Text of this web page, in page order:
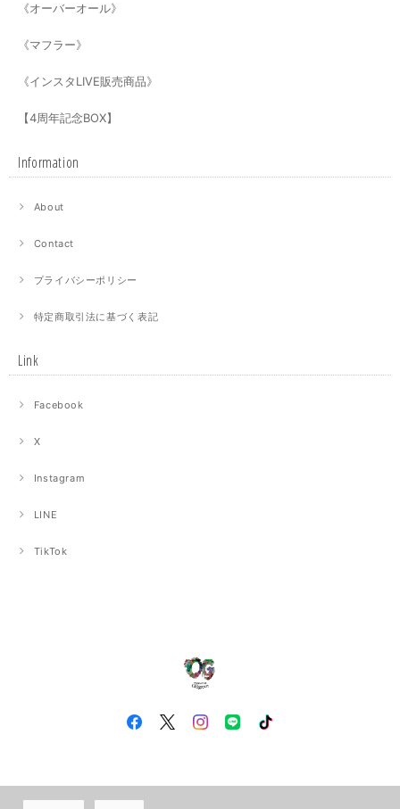
《オーバーオール》
《マフラー》
《インスタLIVE販売商品》
【4周年記念BOX】
Information
About
Contact
プライバシーポリシー
特定商取引法に基づく表記
Link
Facebook
X
Instagram
LINE
TikTok